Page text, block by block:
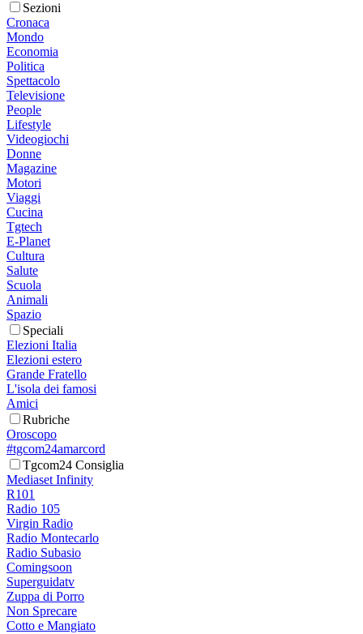
Sezioni
Cronaca
Mondo
Economia
Politica
Spettacolo
Televisione
People
Lifestyle
Videogiochi
Donne
Magazine
Motori
Viaggi
Cucina
Tgtech
E-Planet
Cultura
Salute
Scuola
Animali
Spazio
Speciali
Elezioni Italia
Elezioni estero
Grande Fratello
L'isola dei famosi
Amici
Rubriche
Oroscopo
#tgcom24amarcord
Tgcom24 Consiglia
Mediaset Infinity
R101
Radio 105
Virgin Radio
Radio Montecarlo
Radio Subasio
Comingsoon
Superguidatv
Zuppa di Porro
Non Sprecare
Cotto e Mangiato